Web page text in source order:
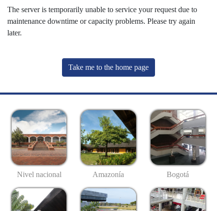
The server is temporarily unable to service your request due to
maintenance downtime or capacity problems. Please try again
later.
Take me to the home page
Nivel nacional Amazonía Bogotá